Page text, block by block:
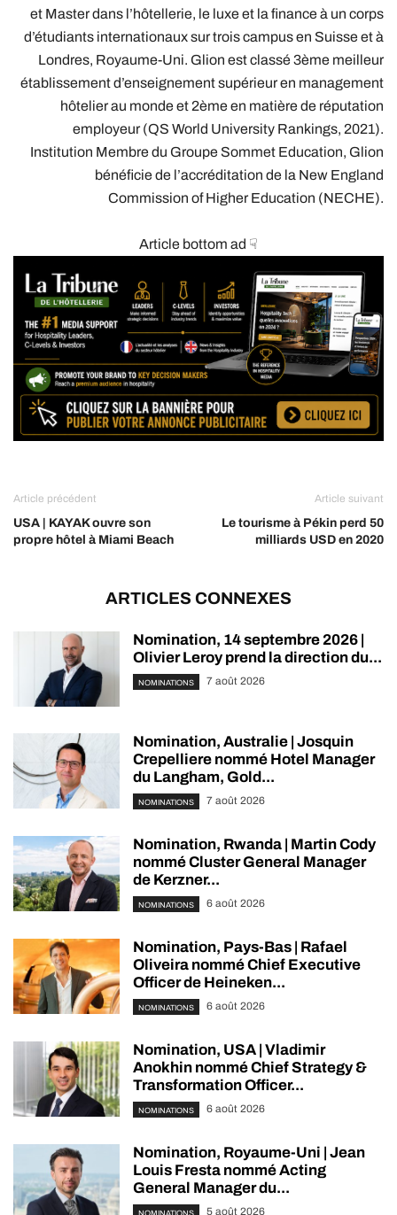
et Master dans l’hôtellerie, le luxe et la finance à un corps
d’étudiants internationaux sur trois campus en Suisse et à
Londres, Royaume-Uni. Glion est classé 3ème meilleur
établissement d’enseignement supérieur en management
hôtelier au monde et 2ème en matière de réputation
employeur (QS World University Rankings, 2021).
Institution Membre du Groupe Sommet Education, Glion
bénéficie de l’accréditation de la New England
Commission of Higher Education (NECHE).
Article bottom ad ☟
Article précédent
USA | KAYAK ouvre son
propre hôtel à Miami Beach
Article suivant
Le tourisme à Pékin perd 50
milliards USD en 2020
ARTICLES CONNEXES
Nomination, 14 septembre 2026 |
Olivier Leroy prend la direction du...
NOMINATIONS 7 août 2026
Nomination, Australie | Josquin
Crepelliere nommé Hotel Manager
du Langham, Gold...
NOMINATIONS 7 août 2026
Nomination, Rwanda | Martin Cody
nommé Cluster General Manager
de Kerzner...
NOMINATIONS 6 août 2026
Nomination, Pays-Bas | Rafael
Oliveira nommé Chief Executive
Officer de Heineken...
NOMINATIONS 6 août 2026
Nomination, USA | Vladimir
Anokhin nommé Chief Strategy &
Transformation Officer...
NOMINATIONS 6 août 2026
Nomination, Royaume-Uni | Jean
Louis Fresta nommé Acting
General Manager du...
NOMINATIONS 5 août 2026